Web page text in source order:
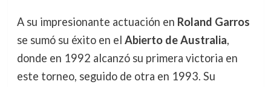
A su impresionante actuación en Roland Garros
se sumó su éxito en el Abierto de Australia,
donde en 1992 alcanzó su primera victoria en
este torneo, seguido de otra en 1993. Su